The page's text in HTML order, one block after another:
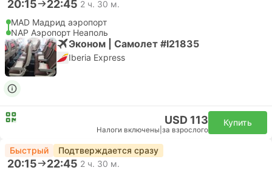
20:15 22:45 2 ч. 30 м.
MAD Мадрид аэропорт
NAP Аэропорт Неаполь
Эконом | Самолет #I21835
Iberia Express
USD 113
Налоги включены за взрослого
Купить
Быстрый Подтверждается сразу
20:15 22:45 2 ч. 30 м.